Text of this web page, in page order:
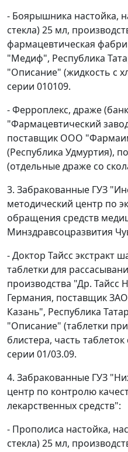
- Боярышника настойка,
стекла) 25 мл,
фармацевтическая
"Медиф", Республика
"Описание" (жидкость с
серии 010109.
- Ферроплекс, драже
"Фармацевтический
поставщик ООО
(Республика Удмуртия),
(отдельные драже со
3. Забракованные ГУЗ
методический центр по
обращения средств
Минздравсоцразвития
- Доктор Тайсс экстракт
таблетки для
производства "Др. Тайсс
Германия, поставщик
Казань", Республика
"Описание" (таблетки
блистера, часть
серии 01/03.09.
4. Забракованные ГУЗ
центр по контролю
лекарственных средств":
- Прополиса настойка,
стекла) 25 мл,